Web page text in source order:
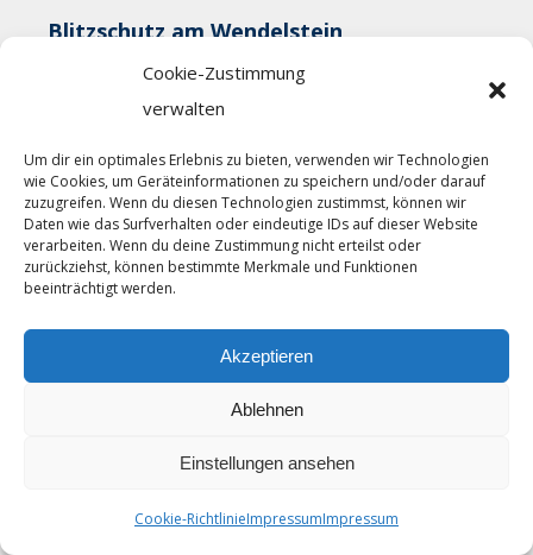
Cookie-Zustimmung
verwalten
Um dir ein optimales Erlebnis zu bieten, verwenden wir Technologien
wie Cookies, um Geräteinformationen zu speichern und/oder darauf
zuzugreifen. Wenn du diesen Technologien zustimmst, können wir
Daten wie das Surfverhalten oder eindeutige IDs auf dieser Website
verarbeiten. Wenn du deine Zustimmung nicht erteilst oder
zurückziehst, können bestimmte Merkmale und Funktionen
beeinträchtigt werden.
Akzeptieren
Ablehnen
Einstellungen ansehen
Cookie-RichtlinieImpressumImpressum
Blitzschutz am Wendelstein
Bewährte Technik widersteht Blitzen von über 100
Blitzschutzkonzept verhindert, dass Wetterstationen
selbst dem Wetter zum Opfer fallen Damit wir…
Mehr lesen...
Impressum